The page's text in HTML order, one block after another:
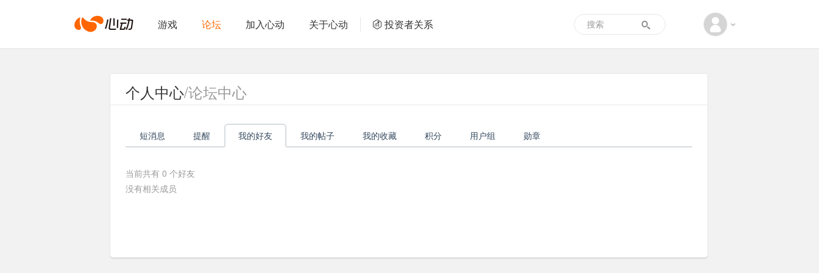
心
动
络
游戏 论坛 加入心动 关于心动 投资者关系
个人中心/论坛中心
短消息 提醒 我的好友 我的帖子 我的收藏 积分 用户组 勋章
当前共有 0 个好友
没有相关成员